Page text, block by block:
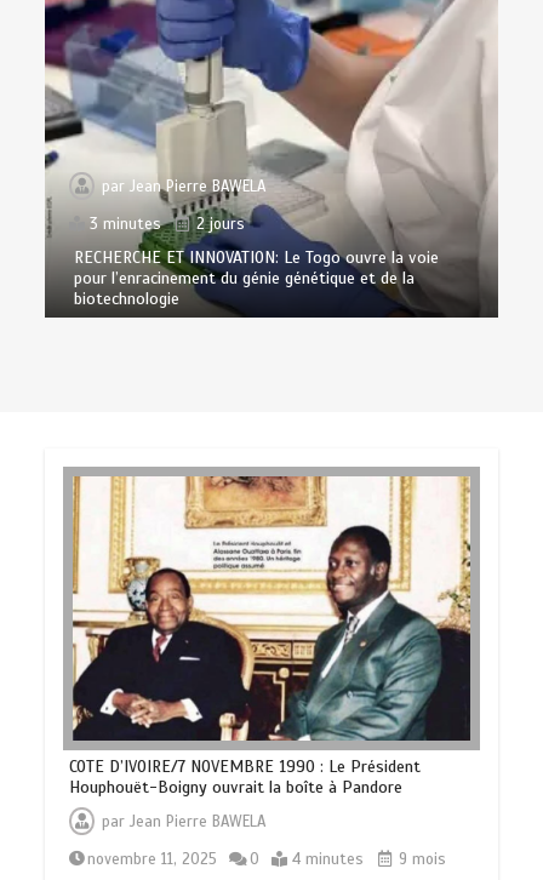
parJean Pierre BAWELA
3 minutes
2 jours
RECHERCHE ET INNOVATION: Le Togo ouvre la voie
pour l’enracinement du génie génétique et de la
biotechnologie
COTE D’IVOIRE/7 NOVEMBRE 1990 : Le Président
Houphouët-Boigny ouvrait la boîte à Pandore
parJean Pierre BAWELA
novembre 11, 2025
0 4 minutes
9 mois